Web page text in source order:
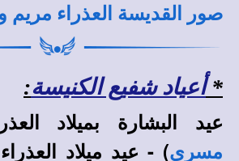
صور القديسة العذراء مريم
*أعياد شفيع الكنيسة:
عيد البشارة بميلاد
مسرى) - عيد ميلاد